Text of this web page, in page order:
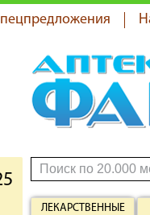
ЛЕКАРСТВЕННЫЕ